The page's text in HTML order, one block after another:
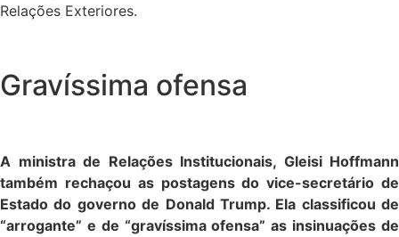
Relações Exteriores.
Gravíssima ofensa
A ministra de Relações Institucionais, Gleisi Hoffmann
também rechaçou as postagens do vice-secretário de
Estado do governo de Donald Trump. Ela classificou de
“arrogante” e de “gravíssima ofensa” as insinuações de